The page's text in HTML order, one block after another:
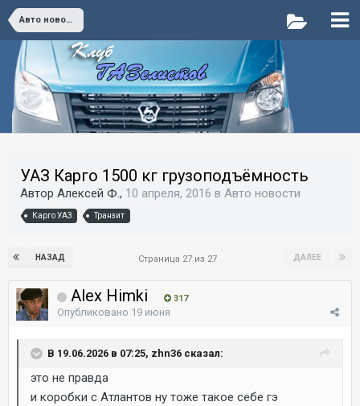
Авто новости
УАЗ Карго 1500 кг грузоподъёмность
Автор Алексей Ф., 10 апреля, 2016 в Авто новости
Карго УАЗ Транзит
НАЗАД ДАЛЕЕ
Страница 27 из 27
Alex Himki 317
Опубликовано 19 июня
В 19.06.2026 в 07:25, zhn36 сказал:
это не правда
и коробки с Атлантов ну тоже такое себе гэ